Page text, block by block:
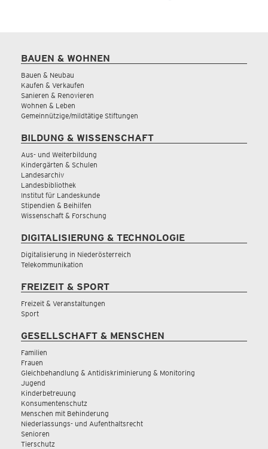
BAUEN & WOHNEN
Bauen & Neubau
Kaufen & Verkaufen
Sanieren & Renovieren
Wohnen & Leben
Gemeinnützige/mildtätige Stiftungen
BILDUNG & WISSENSCHAFT
Aus- und Weiterbildung
Kindergärten & Schulen
Landesarchiv
Landesbibliothek
Institut für Landeskunde
Stipendien & Beihilfen
Wissenschaft & Forschung
DIGITALISIERUNG & TECHNOLOGIE
Digitalisierung in Niederösterreich
Telekommunikation
FREIZEIT & SPORT
Freizeit & Veranstaltungen
Sport
GESELLSCHAFT & MENSCHEN
Familien
Frauen
Gleichbehandlung & Antidiskriminierung & Monitoring
Jugend
Kinderbetreuung
Konsumentenschutz
Menschen mit Behinderung
Niederlassungs- und Aufenthaltsrecht
Senioren
Tierschutz